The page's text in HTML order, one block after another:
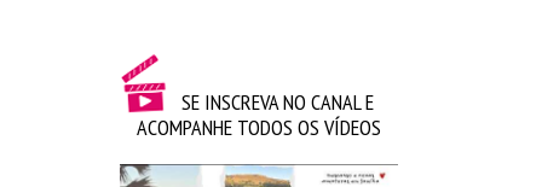
na medida do possível vou compartilhando tudo
com vocês.
SE INSCREVA NO CANAL E
ACOMPANHE TODOS OS VÍDEOS